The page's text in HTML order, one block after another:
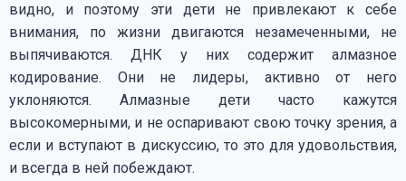
видно, и поэтому эти дети не привлекают к себе
внимания, по жизни двигаются незамеченными, не
выпячиваются. ДНК у них содержит алмазное
кодирование. Они не лидеры, активно от него
уклоняются. Алмазные дети часто кажутся
высокомерными, и не оспаривают свою точку зрения, а
если и вступают в дискуссию, то это для удовольствия,
и всегда в ней побеждают.